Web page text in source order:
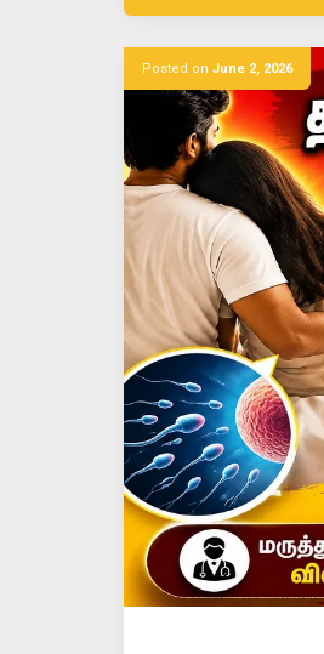
Posted on June 2, 2026